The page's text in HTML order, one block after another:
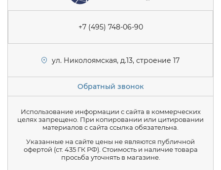
+7 (495) 748-06-90
ул. Николоямская, д.13, строение 17
Обратный звонок
Использование информации с сайта в коммерческих
целях запрещено. При копировании или цитировании
материалов с сайта ссылка обязательна.
Указанные на сайте цены не являются публичной
офертой (ст. 435 ГК РФ). Стоимость и наличие товара
просьба уточнять в магазине.